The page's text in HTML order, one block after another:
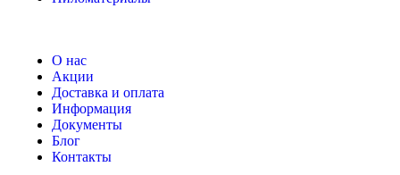
О нас
Акции
Доставка и оплата
Информация
Документы
Блог
Контакты